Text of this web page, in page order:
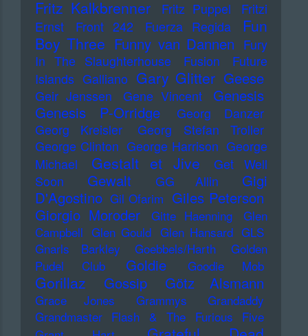
Fritz Kalkbrenner Fritz Puppel
Fritzi
Ernst
Front 242 Fuerza Regida
Fun
Boy Three Funny van Dannen Fury
In The Slaughterhouse
Fusion
Future
Islands Galliano Gary Glitter Geese
Geir Jenssen Gene Vincent
Genesis
Genesis P-Orridge
Georg Danzer
Georg Kreisler
Georg Stefan Troller
George Clinton George Harrison George
Michael
Gestalt et Jive
Get Well
Soon
Gewalt GG Allin
Gigi
D'Agostino Gil Ofarim Giles Peterson
Giorgio Moroder
Gitte Haenning
Glen
Campbell Glen Gould Glen Hansard GLS
Gnarls Barkley
Goebbels/Harth
Golden
Pudel Club
Goldie Goodie Mob
Gorillaz Gossip Götz Alsmann
Grace Jones Grammys
Grandaddy
Grandmaster Flash & The Furious Five